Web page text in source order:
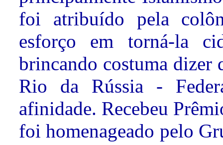
foi atribuído pela
esforço em torná-la
brincando costuma dizer
Rio da Rússia -
afinidade. Recebeu
foi homenageado pelo